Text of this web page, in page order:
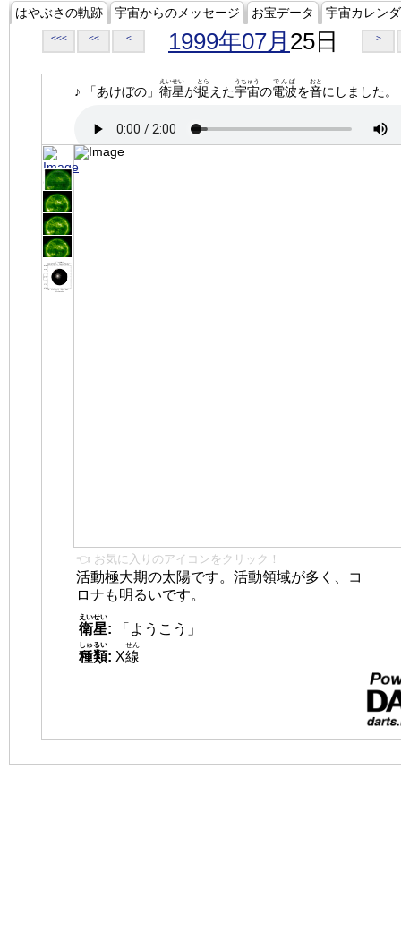
はやぶさの軌跡 宇宙からのメッセージ お宝データ 宇宙カレン
<<< << < 1999年07月 25日 >
♪ 「あけぼの」 衛星
えいせい
が捉
とら
えた宇宙
うちゅう
の電波
でんぱ
を音
おと
にしました。
👈 お気に入りのアイコンをクリック！
活動極大期の太陽です。活動領域が多く、コ
ロナも明るいです。
衛星
えいせい
:
「ようこう」
種類
しゅるい
: X線
せん